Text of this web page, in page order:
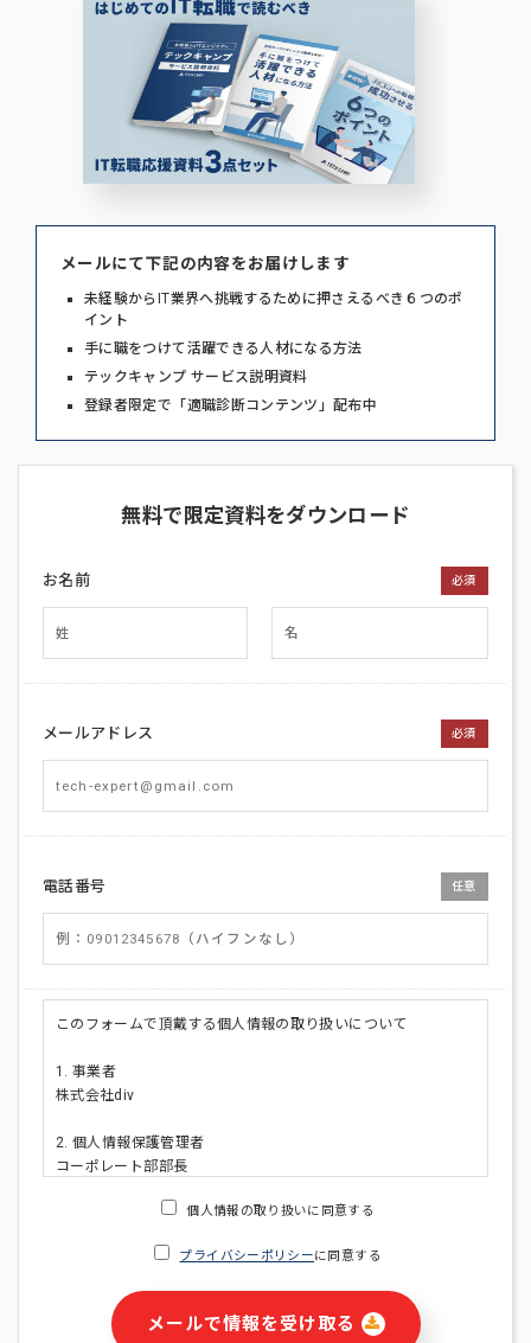
メールにて下記の内容をお届けします
未経験からIT業界へ挑戦するために押さえるべき６つのポ
イント
手に職をつけて活躍できる人材になる方法
テックキャンプ サービス説明資料
登録者限定で「適職診断コンテンツ」配布中
無料で限定資料をダウンロード
お名前 必須
メールアドレス 必須
電話番号 任意
このフォームで頂戴する個人情報の取り扱いについて
1. 事業者
株式会社div
2. 個人情報保護管理者
コーポレート部部長
・ご請求された資料の送付のため
・本サービス及び本サービスに関連する情報(当社及び第三者の
個人情報の取り扱いに同意する
プライバシーポリシーに同意する
メールで情報を受け取る